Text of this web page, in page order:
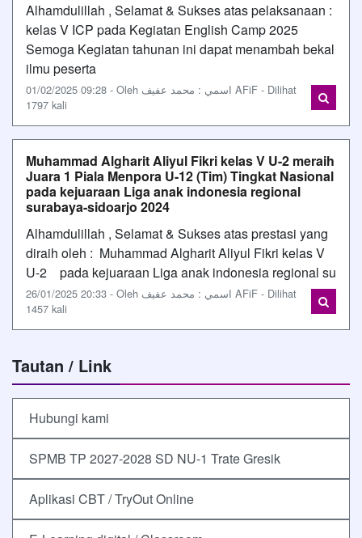
Alhamdulillah , Selamat & Sukses atas pelaksanaan :
kelas V ICP pada Kegiatan English Camp 2025
Semoga Kegiatan tahunan ini dapat menambah bekal
ilmu peserta
01/02/2025 09:28 - Oleh اسمي : محمد عفيف AFiF - Dilihat
1797 kali
Muhammad Algharit Aliyul Fikri kelas V U-2 meraih
Juara 1 Piala Menpora U-12 (Tim) Tingkat Nasional
pada kejuaraan Liga anak indonesia regional
surabaya-sidoarjo 2024
Alhamdulillah , Selamat & Sukses atas prestasi yang
diraih oleh : Muhammad Algharit Aliyul Fikri kelas V
U-2 pada kejuaraan Liga anak indonesia regional su
26/01/2025 20:33 - Oleh اسمي : محمد عفيف AFiF - Dilihat
1457 kali
Tautan / Link
Hubungi kami
SPMB TP 2027-2028 SD NU-1 Trate Gresik
Aplikasi CBT / TryOut Online